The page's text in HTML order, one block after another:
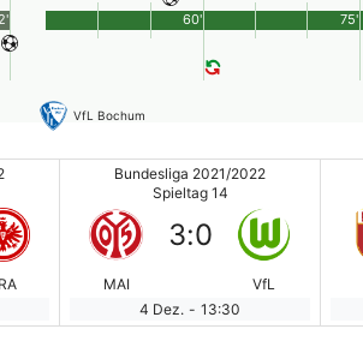
2'
VfL Bochum
60' 75'
Bundesliga 2021/2022
Spieltag 14
MAI
3:0
VfL
4 Dez. - 13:30